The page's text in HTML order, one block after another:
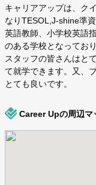
キャリアアップは、ク
なりTESOL,J-shine準
英語教師、小学校英語
のある学校となってお
スタッフの皆さんはと
て就学できます。又、
とても良いです。
Career Upの周辺マ